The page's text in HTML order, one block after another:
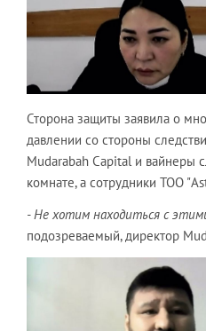
Сторона защиты заявила о
давлении со стороны
Mudarabah Capital и вайнеры
комнате, а сотрудники ТОО
- Не хотим находиться с
подозреваемый, директор